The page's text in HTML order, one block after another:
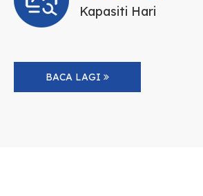
Kapasiti Hari
BACA LAGI